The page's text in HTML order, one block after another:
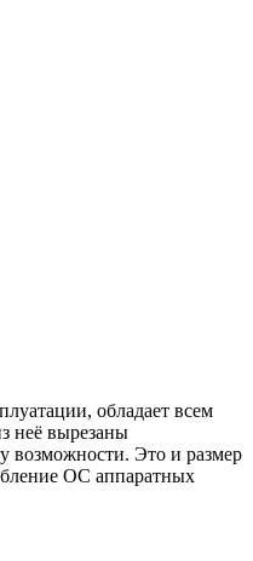
обладает всем
неё вырезаны
возможности. Это и размер
ОС аппаратных